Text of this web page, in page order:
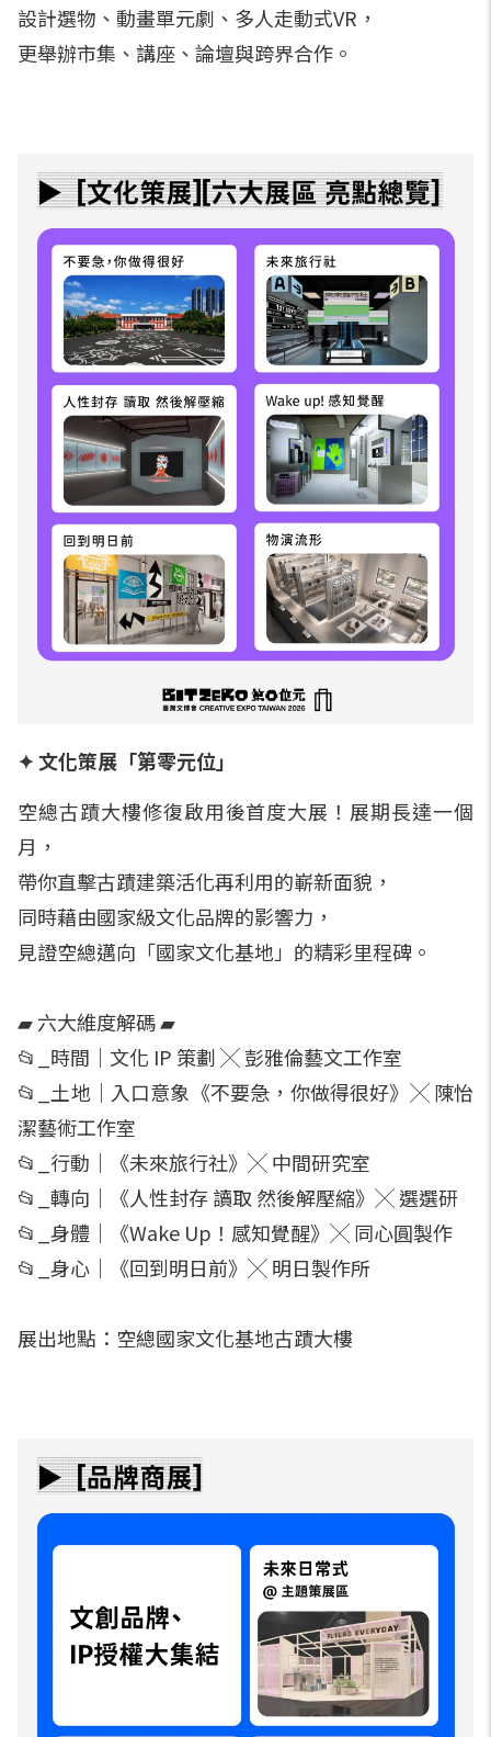
設計選物、動畫單元劇、多人走動式VR，
更舉辦市集、講座、論壇與跨界合作。
✦ 文化策展「第零元位」
空總古蹟大樓修復啟用後首度大展！展期長達一個
月，
帶你直擊古蹟建築活化再利用的嶄新面貌，
同時藉由國家級文化品牌的影響力，
見證空總邁向「國家文化基地」的精彩里程碑。
▰ 六大維度解碼 ▰
📂_時間｜文化 IP 策劃 ╳ 彭雅倫藝文工作室
📂_土地｜入口意象《不要急，你做得很好》╳ 陳怡
潔藝術工作室
📂_行動｜《未來旅行社》╳ 中間研究室
📂_轉向｜《人性封存 讀取 然後解壓縮》╳ 選選研
📂_身體｜《Wake Up！感知覺醒》╳ 同心圓製作
📂_身心｜《回到明日前》╳ 明日製作所
展出地點：空總國家文化基地古蹟大樓